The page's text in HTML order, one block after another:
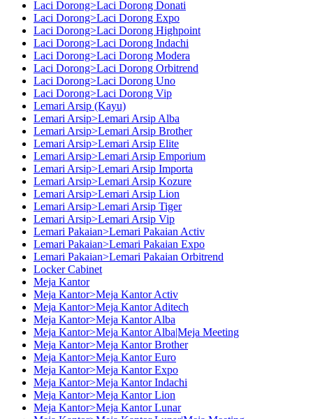
Laci Dorong>Laci Dorong Donati
Laci Dorong>Laci Dorong Expo
Laci Dorong>Laci Dorong Highpoint
Laci Dorong>Laci Dorong Indachi
Laci Dorong>Laci Dorong Modera
Laci Dorong>Laci Dorong Orbitrend
Laci Dorong>Laci Dorong Uno
Laci Dorong>Laci Dorong Vip
Lemari Arsip (Kayu)
Lemari Arsip>Lemari Arsip Alba
Lemari Arsip>Lemari Arsip Brother
Lemari Arsip>Lemari Arsip Elite
Lemari Arsip>Lemari Arsip Emporium
Lemari Arsip>Lemari Arsip Importa
Lemari Arsip>Lemari Arsip Kozure
Lemari Arsip>Lemari Arsip Lion
Lemari Arsip>Lemari Arsip Tiger
Lemari Arsip>Lemari Arsip Vip
Lemari Pakaian>Lemari Pakaian Activ
Lemari Pakaian>Lemari Pakaian Expo
Lemari Pakaian>Lemari Pakaian Orbitrend
Locker Cabinet
Meja Kantor
Meja Kantor>Meja Kantor Activ
Meja Kantor>Meja Kantor Aditech
Meja Kantor>Meja Kantor Alba
Meja Kantor>Meja Kantor Alba|Meja Meeting
Meja Kantor>Meja Kantor Brother
Meja Kantor>Meja Kantor Euro
Meja Kantor>Meja Kantor Expo
Meja Kantor>Meja Kantor Indachi
Meja Kantor>Meja Kantor Lion
Meja Kantor>Meja Kantor Lunar